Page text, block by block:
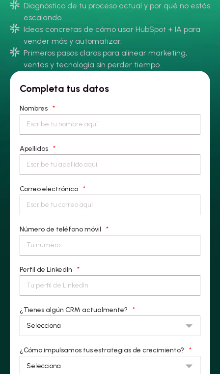
Diagnóstico de tu proceso actual y por qué no estás
escalando.
Ideas concretas de cómo usar HubSpot + IA para
vender más y automatizar.
Primeros pasos claros para alinear marketing,
ventas y tecnología sin perder tiempo.
Completa tus datos
Nombres *
Apellidos *
Correo electrónico *
Número de teléfono móvil *
Perfil de LinkedIn *
¿Tienes algún CRM actualmente? *
¿Cómo impulsamos tus estrategias de crecimiento? *